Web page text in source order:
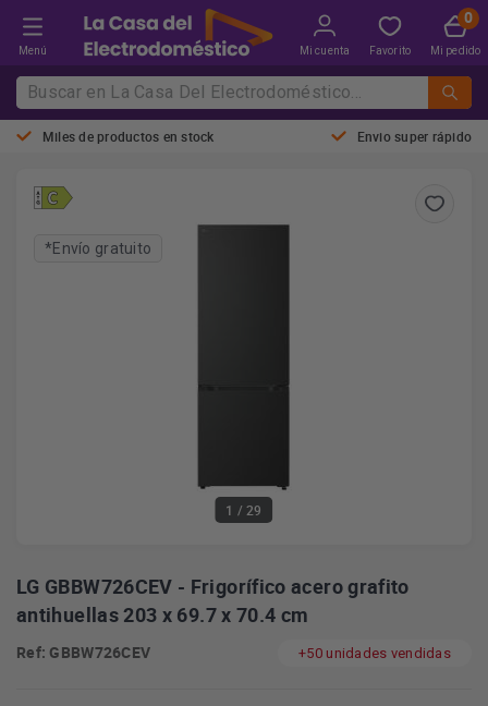
Menú Mi cuenta Favorito Mi pedido
Miles de productos en stock Envio super rápido
1 / 29
*Envío gratuito
LG GBBW726CEV - Frigorífico acero grafito
antihuellas 203 x 69.7 x 70.4 cm
Ref: GBBW726CEV +50 unidades vendidas